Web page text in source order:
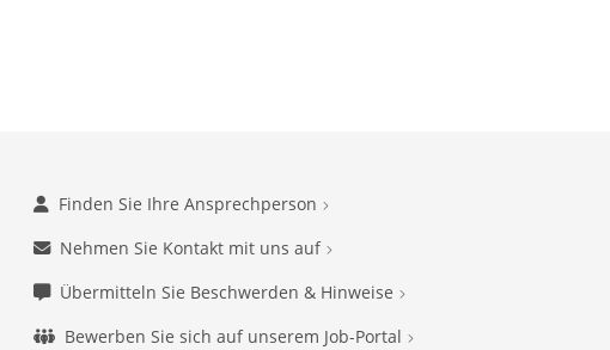
Finden Sie Ihre Ansprechperson
Nehmen Sie Kontakt mit uns auf
Übermitteln Sie Beschwerden & Hinweise
Bewerben Sie sich auf unserem Job-Portal